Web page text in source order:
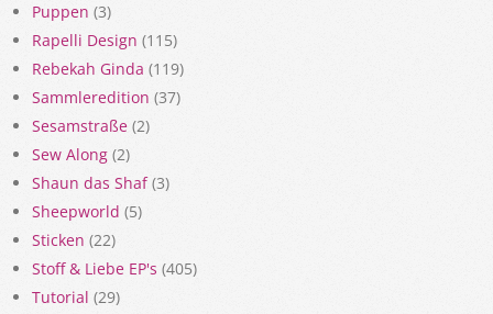
Puppen (3)
Rapelli Design (115)
Rebekah Ginda (119)
Sammleredition (37)
Sesamstraße (2)
Sew Along (2)
Shaun das Shaf(3)
Sheepworld (5)
Sticken (22)
Stoff & Liebe EP's (405)
Tutorial (29)